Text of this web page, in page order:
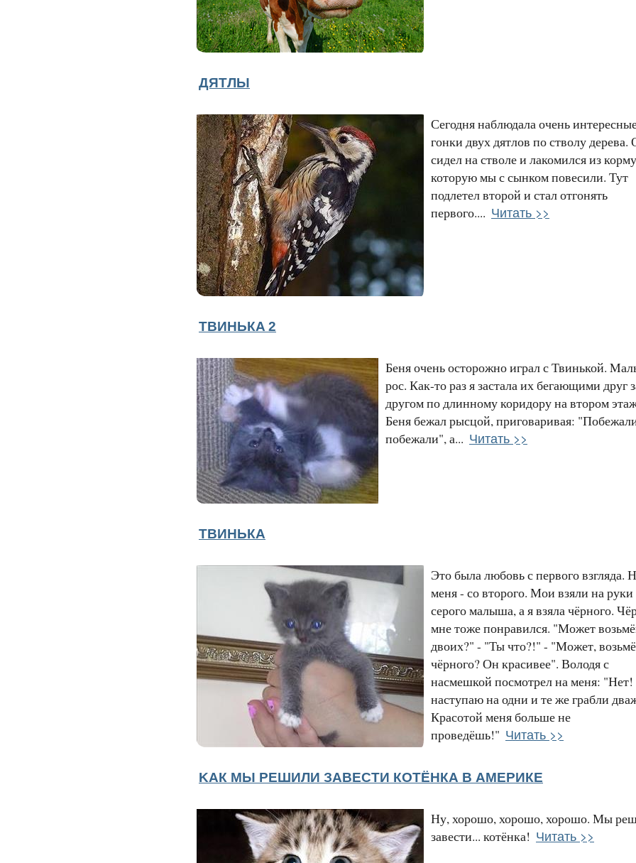
ДЯТЛЫ
Сегодня наблюдала очень
гонки двух дятлов по стволу дерева.
сидел на стволе и лакомился из
которую мы с сынком повесили. Тут
подлетел второй и стал отгонять
первого.... Читать >>
ТВИНЬКA 2
Беня очень осторожно играл с Твинькой.
рос. Как-то раз я застала их бегающими друг
другом по длинному коридору на втором
Беня бежал рысцой, приговаривая:
побежали", а... Читать >>
ТВИНЬКА
Это была любовь с первого взгляда.
меня - со второго. Мои взяли на руки
серого малыша, а я взяла чёрного.
мне тоже понравился. "Может
двоих?" - "Ты что?!" - "Может,
чёрного? Он красивее". Володя с
насмешкой посмотрел на меня:
наступаю на одни и те же грабли
Красотой меня больше не
проведёшь!" Читать >>
KAК МЫ РЕШИЛИ ЗАВЕСТИ КОТЁНКА В AМEPИКE
Ну, хорошо, хорошо, хорошо. Мы
завести... котёнка! Читать >>